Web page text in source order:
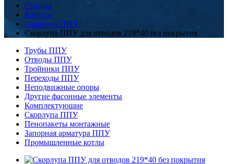
Главная
Каталог
Скорлупа ППУ
Скорлупа ППУ для отводов 219*40 без покрытия
Трубы ППУ
Отводы ППУ
Тройники ППУ
Переходы ППУ
Неподвижные опоры
Другие фасонные элементы
Комплектующие
Скорлупа ППУ
Пенопакеты монтажные
Запорная арматура ППУ
Промышленные котлы